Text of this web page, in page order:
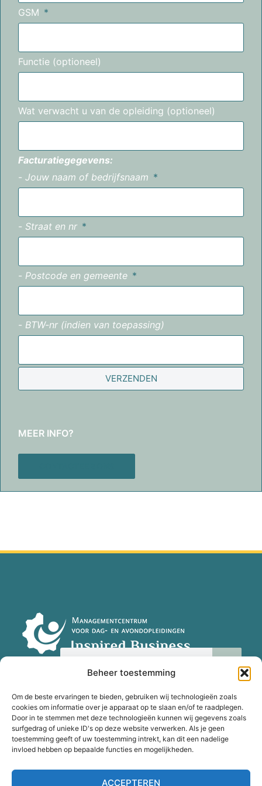
Beheer toestemming
Om de beste ervaringen te bieden, gebruiken wij technologieën zoals
cookies om informatie over je apparaat op te slaan en/of te raadplegen.
Door in te stemmen met deze technologieën kunnen wij gegevens zoals
surfgedrag of unieke ID's op deze website verwerken. Als je geen
toestemming geeft of uw toestemming intrekt, kan dit een nadelige
invloed hebben op bepaalde functies en mogelijkheden.
ACCEPTEREN
GSM
Functie (optioneel)
Wat verwacht u van de opleiding (optioneel)
Facturatiegegevens:
- Jouw naam of bedrijfsnaam
- Straat en nr
- Postcode en gemeente
- BTW-nr (indien van toepassing)
VERZENDEN
MEER INFO?
Disclaimer
Privacy
betalingsregeling